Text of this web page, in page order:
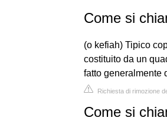
Come si
(o kefiah) Tipico
costituito da un
fatto generalmente
Richiesta di rimozione
Come si